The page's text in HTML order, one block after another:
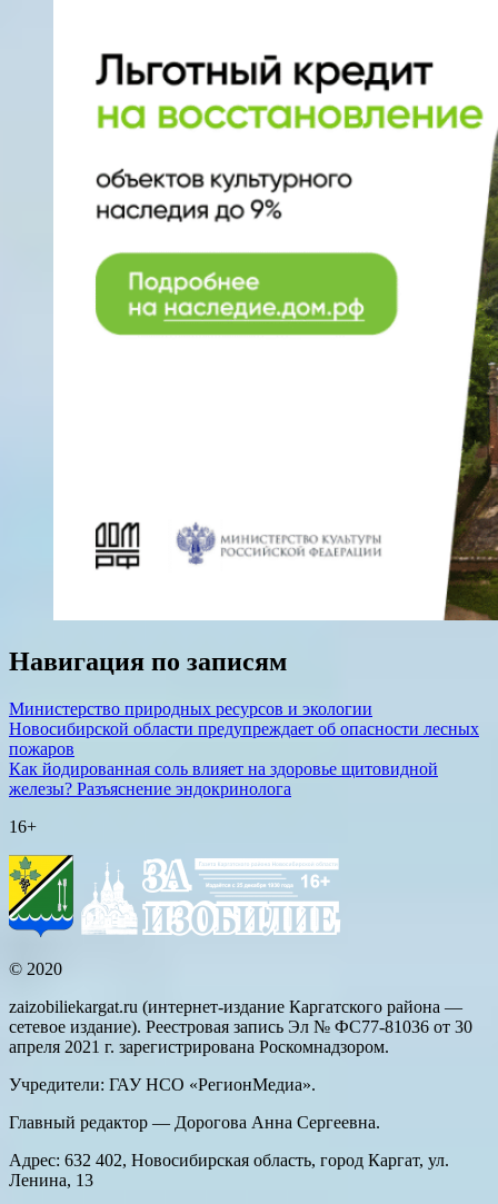
Навигация по записям
Министерство природных ресурсов и экологии
Новосибирской области предупреждает об опасности лесных
пожаров
Как йодированная соль влияет на здоровье щитовидной
железы? Разъяснение эндокринолога
16+
© 2020
zaizobiliekargat.ru (интернет-издание Каргатского района —
сетевое издание). Реестровая запись Эл № ФС77-81036 от 30
апреля 2021 г. зарегистрирована Роскомнадзором.
Учредители: ГАУ НСО «РегионМедиа».
Главный редактор — Дорогова Анна Сергеевна.
Адрес: 632 402, Новосибирская область, город Каргат, ул.
Ленина, 13